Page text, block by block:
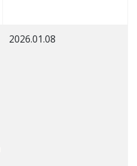
2026.01.08